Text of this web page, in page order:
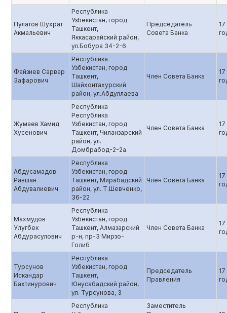
Пулатов Шухрат
Акмальевич
Республика
Узбекистан, город
Ташкент,
Яккасарайский район,
ул.Бобура 34-2-6
Председатель
Совета Банка
Файзиев Сарвар
Зафарович
Республика
Узбекистан, город
Ташкент,
Шайхонтахурский
район, ул.Абдуллаева
Член Совета Банка
Жумаев Хамид
Хусенович
Республика
Республика
Узбекистан, город
Ташкент, Чиланзарский
район, ул.
Домбрабод-2-2а
Член Совета Банка
Абдусамадов
Равшан
Абдувалиевич
Республика
Узбекистан, город
Ташкент, Мирабадский
район, ул. Т.Шевченко,
36-22
Член Совета Банка
Махмудов
Улугбек
Абдурасулович
Республика
Узбекистан, город
Ташкент, Алмазарский
р-н, пр-3 Мирзо-
Голиб
Член Совета Банка
Турсунов
Искандар
Бахтинурович
Республика
Узбекистан, город
Ташкент,
Юнусабадский район,
ул. Турсунова, 3
Председатель
Правления
Республика
Заместитель